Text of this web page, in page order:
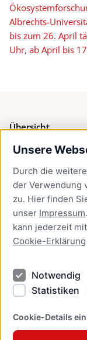
Unsere
Durch die
der Verwendung
zu. Hier finden
unser Impressum
kann jederzeit
Cookie-Erklärung
Notwendig
Statistiken
Cookie-Details
Albrechts-
bis zum 26. April
Uhr, ab April bis
Übersicht
Bürgerservice
Presse
Newsletter
Kontakt
Kontakt
Datenschutzhinweise
Barrierefreiheit
Cookie Erklärung